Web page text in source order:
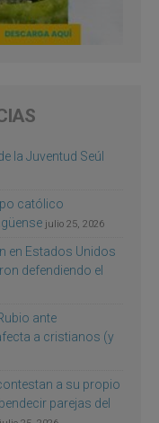
la Juventud Seúl
católico
julio 25, 2026
en Estados Unidos
defendiendo el
ante
a cristianos (y
a su propio
parejas del